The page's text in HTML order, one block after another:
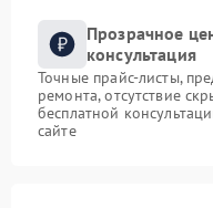
Прозрачное
консультация
Точные прайс-листы,
ремонта, отсутствие
бесплатной
сайте